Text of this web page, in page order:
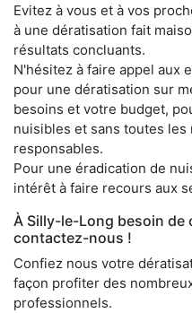
Evitez à vous et à vos
à une dératisation fait
résultats concluants.
N'hésitez à faire appel aux
pour une dératisation sur
besoins et votre budget,
nuisibles et sans toutes
responsables.
Pour une éradication de
intérêt à faire recours aux
À Silly-le-Long besoin de
contactez-nous !
Confiez nous votre
façon profiter des
professionnels.